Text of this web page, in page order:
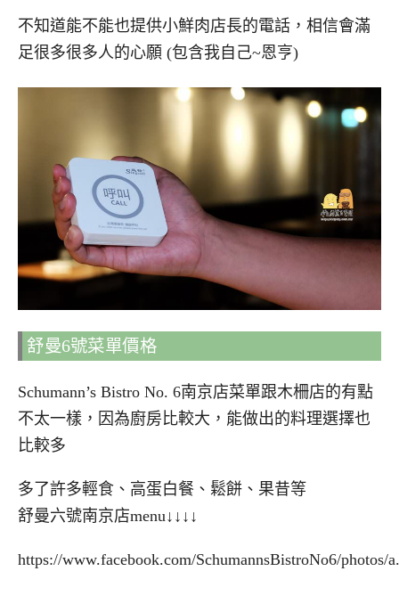
不知道能不能也提供小鮮肉店長的電話，相信會滿
足很多很多人的心願 (包含我自己~恩亨)
舒曼6號菜單價格
Schumann’s Bistro No. 6南京店菜單跟木柵店的有點
不太一樣，因為廚房比較大，能做出的料理選擇也
比較多
多了許多輕食、高蛋白餐、鬆餅、果昔等
舒曼六號南京店menu↓↓↓↓
https://www.facebook.com/SchumannsBistroNo6/photos/